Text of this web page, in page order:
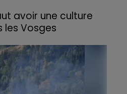
avoir une culture
les Vosges